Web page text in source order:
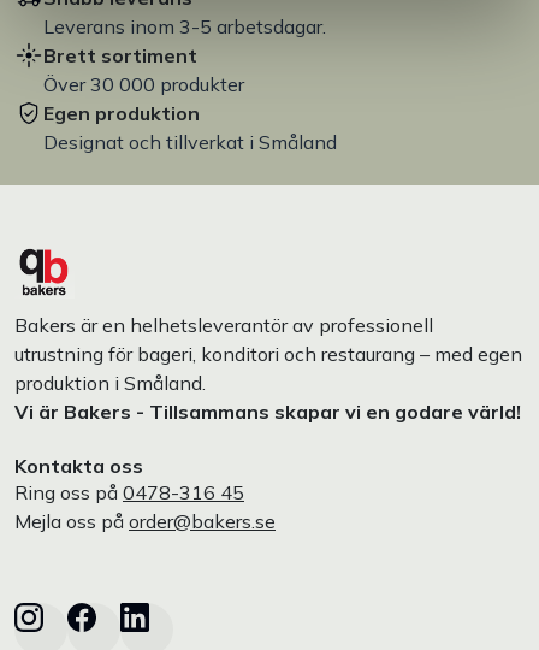
Leverans inom 3-5 arbetsdagar.
Brett sortiment
Över 30 000 produkter
Egen produktion
Designat och tillverkat i Småland
Bakers är en helhetsleverantör av professionell
utrustning för bageri, konditori och restaurang – med egen
produktion i Småland.
Vi är Bakers - Tillsammans skapar vi en godare värld!
Kontakta oss
Ring oss på 0478-316 45
Mejla oss på order@bakers.se